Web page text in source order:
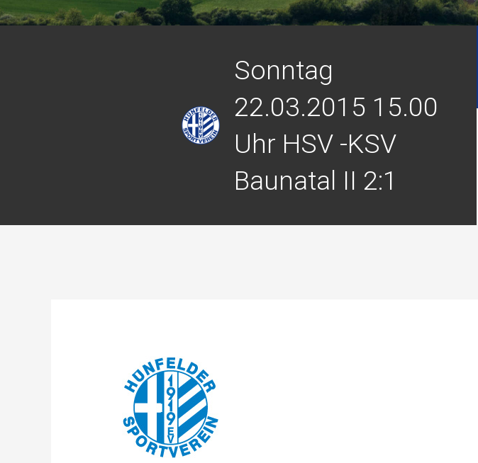
Sonntag
22.03.2015 15.00
Uhr HSV -KSV
Baunatal II 2:1